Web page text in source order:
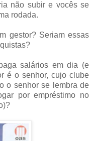
não subir e vocês se
rodada.
gestor? Seriam essas
salários em dia (e
é o senhor, cujo clube
o senhor se lembra de
por empréstimo no